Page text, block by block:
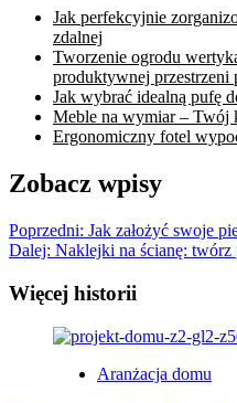
Jak perfekcyjnie
zdalnej
Tworzenie ogrodu
produktywnej przestrzeni
Jak wybrać idealną pufę
Meble na wymiar – Twój
Ergonomiczny fotel
Zobacz wpisy
Poprzedni: Jak założyć swoje
Dalej: Naklejki na ścianę: twórz
Więcej historii
Aranżacja domu